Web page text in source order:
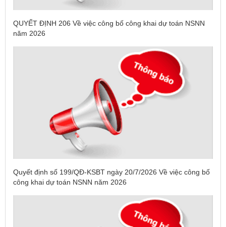
QUYẾT ĐỊNH 206 Về việc công bố công khai dự toán NSNN
năm 2026
Quyết định số 199/QĐ-KSBT ngày 20/7/2026 Về việc công bố
công khai dự toán NSNN năm 2026